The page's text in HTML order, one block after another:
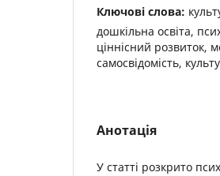
Ключові слова:
дошкільна освіта,
ціннісний розвиток,
самосвідомість,
Анотація
У статті розкрито